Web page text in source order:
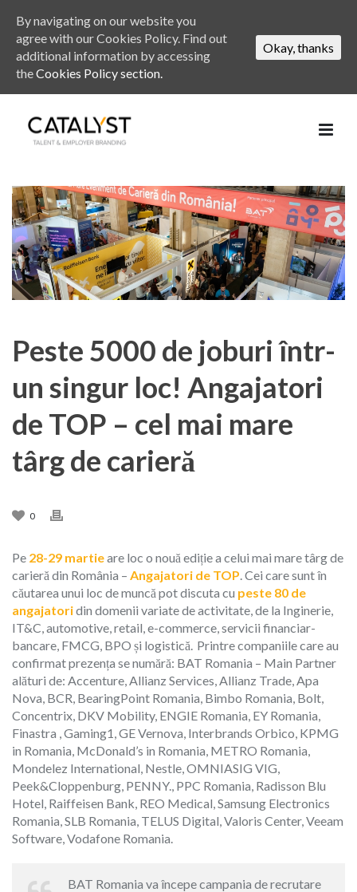
Peste 5000 de joburi într-
un singur loc! Angajatori
de TOP – cel mai mare
târg de carieră
0
Pe 28-29 martieare loc o nouă ediție a celui mai mare târg de
carieră din România – Angajatori de TOP . Cei care sunt în
căutarea unui loc de muncă pot discuta cu peste 80 de
angajatoridin domenii variate de activitate, de la Inginerie,
IT&C, automotive, retail, e-commerce, servicii financiar-
bancare, FMCG, BPO și logistică. Printre companiile care au
confirmat prezența se numără: BAT Romania – Main Partner
alături de: Accenture, Allianz Services, Allianz Trade, Apa
Nova, BCR, BearingPoint Romania, Bimbo Romania, Bolt,
Concentrix, DKV Mobility, ENGIE Romania, EY Romania,
Finastra , Gaming1, GE Vernova, Interbrands Orbico, KPMG
in Romania, McDonald’s in Romania, METRO Romania,
Mondelez International, Nestle, OMNIASIG VIG,
Peek&Cloppenburg, PENNY., PPC Romania, Radisson Blu
Hotel, Raiffeisen Bank, REO Medical, Samsung Electronics
Romania, SLB Romania, TELUS Digital, Valoris Center, Veeam
Software, Vodafone Romania.
BAT Romania va începe campania de recrutare
By navigating on our website you
agree with our Cookies Policy. Find out
additional information by accessing
theCookies Policy section.
Okay, thanks